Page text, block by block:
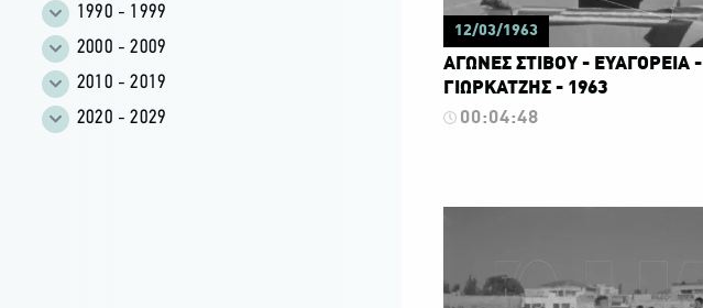
1990 - 1999
2000 - 2009
2010 - 2019
2020 - 2029
12/03/1963
ΑΓΩΝΕΣ ΣΤΙΒΟΥ - ΕΥΑΓΟΡΕΙΑ -
ΓΙΩΡΚΑΤΖΗΣ - 1963
00:04:48